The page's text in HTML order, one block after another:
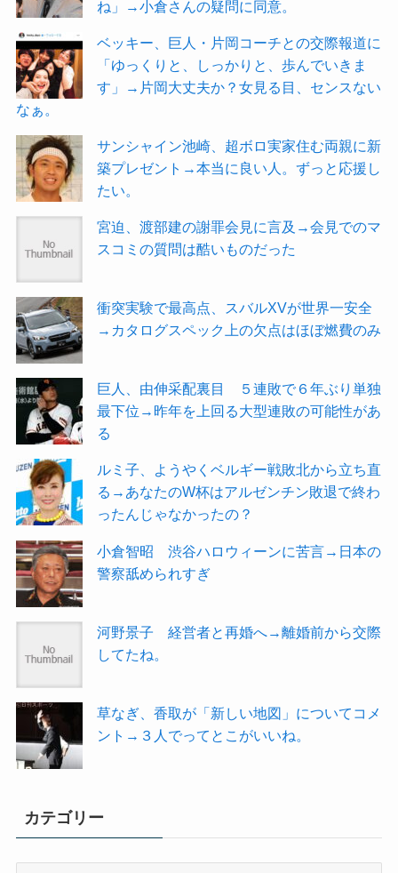
ね」→小倉さんの疑問に同意。
ベッキー、巨人・片岡コーチとの交際報道に
「ゆっくりと、しっかりと、歩んでいきま
す」→片岡大丈夫か？女見る目、センスない
なぁ。
サンシャイン池崎、超ボロ実家住む両親に新
築プレゼント→本当に良い人。ずっと応援し
たい。
宮迫、渡部建の謝罪会見に言及→会見でのマ
スコミの質問は酷いものだった
衝突実験で最高点、スバルXVが世界一安全
→カタログスペック上の欠点はほぼ燃費のみ
巨人、由伸采配裏目 ５連敗で６年ぶり単独
最下位→昨年を上回る大型連敗の可能性があ
る
ルミ子、ようやくベルギー戦敗北から立ち直
る→あなたのW杯はアルゼンチン敗退で終わ
ったんじゃなかったの？
小倉智昭 渋谷ハロウィーンに苦言→日本の
警察舐められすぎ
河野景子 経営者と再婚へ→離婚前から交際
してたね。
草なぎ、香取が「新しい地図」についてコメ
ント→３人でってとこがいいね。
カテゴリー